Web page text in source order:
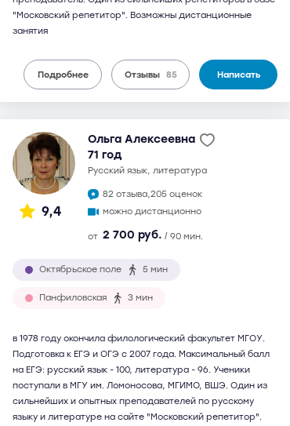
"Московский репетитор". Возможны дистанционные
занятия
Подробнее Отзывы 85 Написать
9,4
Ольга Алексеевна
71 год
русский язык, литература
82 отзыва,205 оценок
можно дистанционно
от 2 700 руб. / 90 мин.
Октябрьское поле 5 мин
Панфиловская 3 мин
в 1978 году окончила филологический факультет МГОУ.
Подготовка к ЕГЭ и ОГЭ с 2007 года. Максимальный балл
на ЕГЭ: русский язык - 100, литература - 96. Ученики
поступали в МГУ им. Ломоносова, МГИМО, ВШЭ. Один из
сильнейших и опытных преподавателей по русскому
языку и литературе на сайте "Московский репетитор".